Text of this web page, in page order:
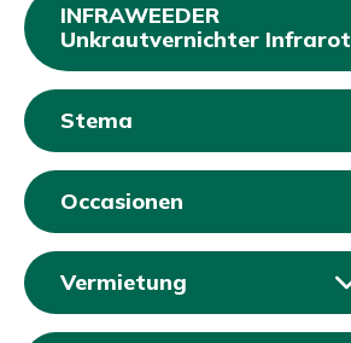
INFRAWEEDER
Unkrautvernichter Infrarot
Stema
Occasionen
Vermietung